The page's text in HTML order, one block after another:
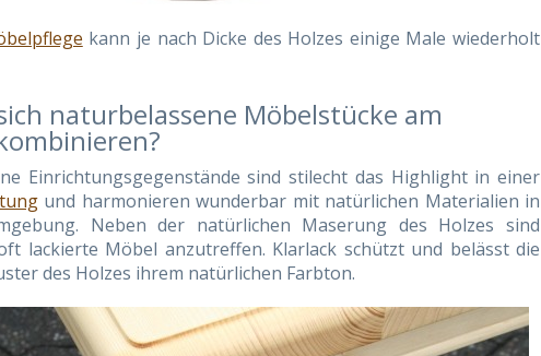
kann je nach Dicke des Holzes einige Male wiederholt
naturbelassene Möbelstücke am
Einrichtungsgegenstände sind stilecht das Highlight in einer
und harmonieren wunderbar mit natürlichen Materialien in
Neben der natürlichen Maserung des Holzes sind
lackierte Möbel anzutreffen. Klarlack schützt und belässt die
des Holzes ihrem natürlichen Farbton.